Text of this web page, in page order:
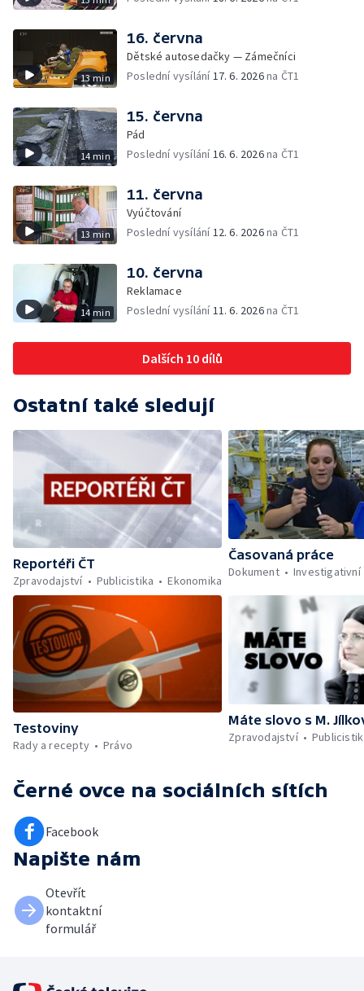
13 min
16. června
Dětské autosedačky — Zámečníci
Poslední vysílání17. 6. 2026na ČT1
14 min
15. června
Pád
Poslední vysílání16. 6. 2026na ČT1
13 min
11. června
Vyúčtování
Poslední vysílání12. 6. 2026na ČT1
14 min
10. června
Reklamace
Poslední vysílání11. 6. 2026na ČT1
Dalších 10 dílů
Ostatní také sledují
Reportéři ČT
Zpravodajství
Publicistika Ekonomika
Časovaná práce
Dokument
Investigativní
Testoviny
Rady a recepty
Právo
Máte slovo s M.
Zpravodajství
Černé ovce na sociálních sítích
Facebook
Napište nám
Otevřít
kontaktní
formulář